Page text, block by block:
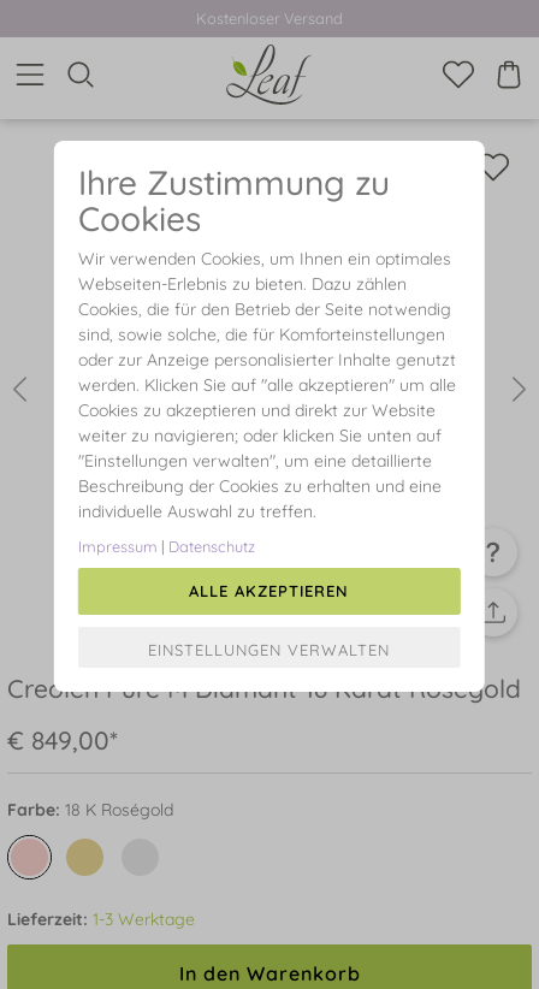
Kostenloser Versand
Creolen Pure M Diamant 18 Karat Roségold
€ 849,00*
Farbe: 18 K Roségold
Lieferzeit: 1-3 Werktage
In den Warenkorb
Ihre Zustimmung zu
Cookies
Wir verwenden Cookies, um Ihnen ein optimales
Webseiten-Erlebnis zu bieten. Dazu zählen
Cookies, die für den Betrieb der Seite notwendig
sind, sowie solche, die für Komforteinstellungen
oder zur Anzeige personalisierter Inhalte genutzt
werden. Klicken Sie auf "alle akzeptieren" um alle
Cookies zu akzeptieren und direkt zur Website
weiter zu navigieren; oder klicken Sie unten auf
"Einstellungen verwalten", um eine detaillierte
Beschreibung der Cookies zu erhalten und eine
individuelle Auswahl zu treffen.
Impressum | Datenschutz
ALLE AKZEPTIEREN